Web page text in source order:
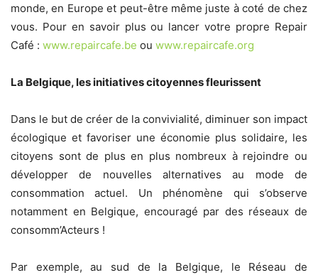
monde, en Europe et peut-être même juste à coté de chez
vous. Pour en savoir plus ou lancer votre propre Repair
Café : www.repaircafe.be ou www.repaircafe.org
La Belgique, les initiatives citoyennes fleurissent
Dans le but de créer de la convivialité, diminuer son impact
écologique et favoriser une économie plus solidaire, les
citoyens sont de plus en plus nombreux à rejoindre ou
développer de nouvelles alternatives au mode de
consommation actuel. Un phénomène qui s’observe
notamment en Belgique, encouragé par des réseaux de
consomm’Acteurs !
Par exemple, au sud de la Belgique, le Réseau de